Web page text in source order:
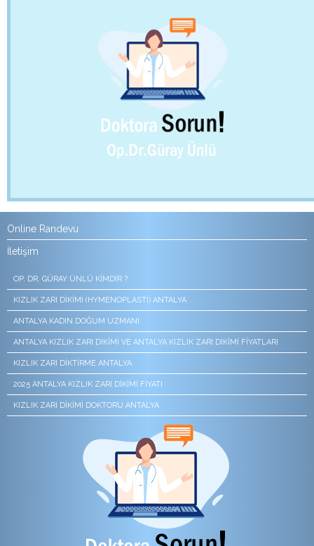
Online Randevu
İletişim
OP. DR. GÜRAY ÜNLÜ KIMDIR ?
KIZLIK ZARI DIKIMI (HYMENOPLASTI) ANTALYA
ANTALYA KADIN DOĞUM UZMANI
ANTALYA KIZLIK ZARI DIKIMI VE ANTALYA KIZLIK ZARI DIKIMI FIYATLARI
KIZLIK ZARI DIKTIRME ANTALYA
2025 ANTALYA KIZLIK ZARI DIKIMI FIYATI
KIZLIK ZARI DIKIMI DOKTORU ANTALYA